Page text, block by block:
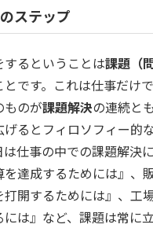
ステップ
するということは課題（
とです。これは仕事だけ
ものが課題解決の連続と
げるとフィロソフィー的
は仕事の中での課題解決
達成するためには』、
打開するためには』、工
は』など、課題は常に